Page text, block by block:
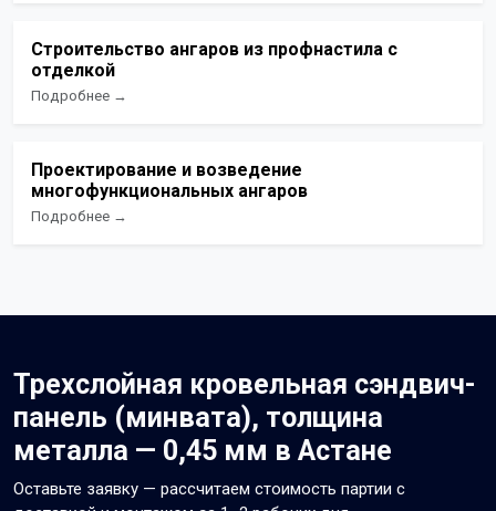
Строительство ангаров из профнастила с
отделкой
Подробнее →
Проектирование и возведение
многофункциональных ангаров
Подробнее →
Трехслойная кровельная сэндвич-
панель (минвата), толщина
металла — 0,45 мм в Астане
Оставьте заявку — рассчитаем стоимость партии с